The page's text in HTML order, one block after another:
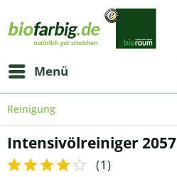
Menü
Reinigung
Intensivölreiniger 2057
(1)